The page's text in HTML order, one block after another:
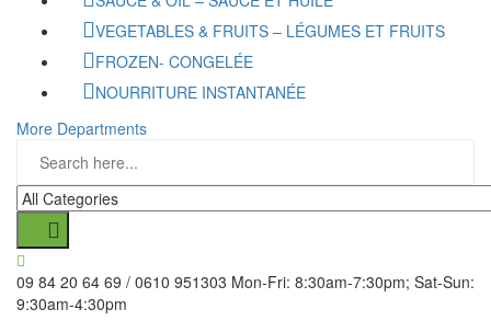
VEGETABLES & FRUITS – LÉGUMES ET FRUITS
FROZEN- CONGELÉE
NOURRITURE INSTANTANÉE
More Departments
09 84 20 64 69 / 0610 951303 Mon-Fri: 8:30am-7:30pm; Sat-Sun:
9:30am-4:30pm